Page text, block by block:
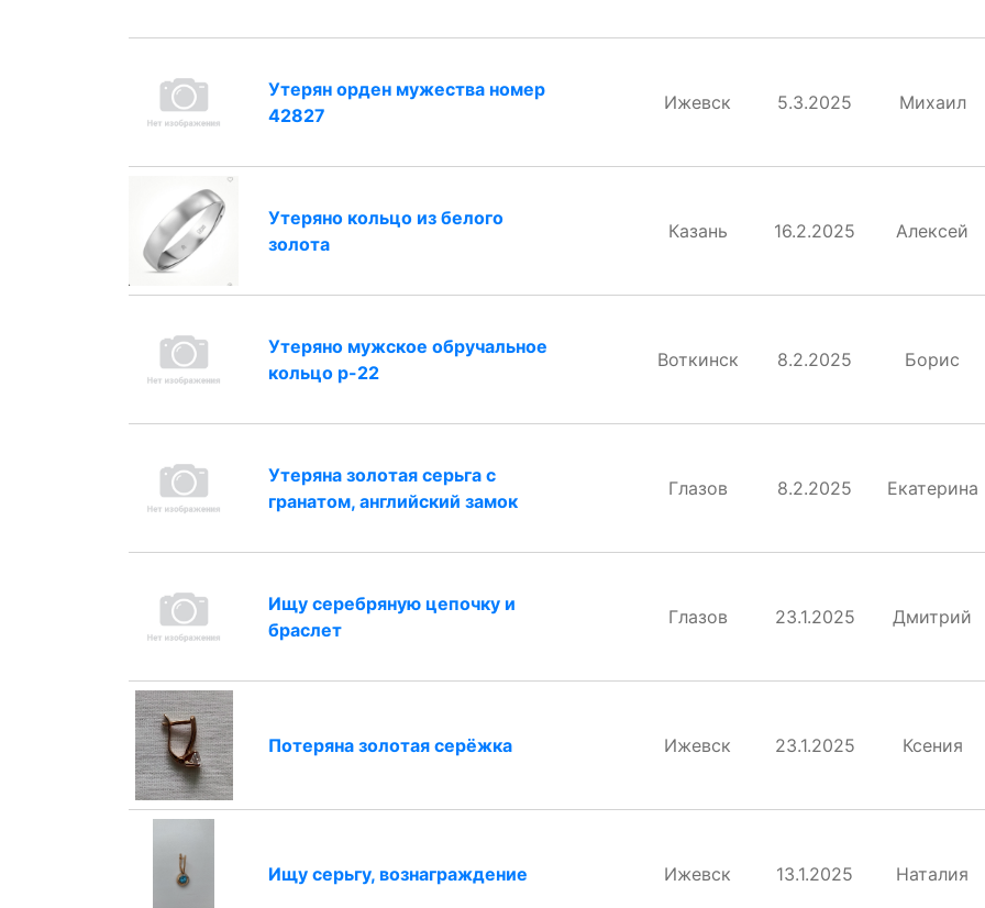
Утерян орден мужества номер
42827
Ижевск 5.3.2025 Михаил
Утеряно кольцо из белого
золота
Казань 16.2.2025 Алексей
Утеряно мужское обручальное
кольцо р-22
Воткинск 8.2.2025 Борис
Утеряна золотая серьга с
гранатом, английский замок
Глазов 8.2.2025 Екатерина
Ищу серебряную цепочку и
браслет
Глазов 23.1.2025 Дмитрий
Потеряна золотая серёжка Ижевск 23.1.2025 Ксения
Ищу серьгу, вознаграждение Ижевск 13.1.2025 Наталия